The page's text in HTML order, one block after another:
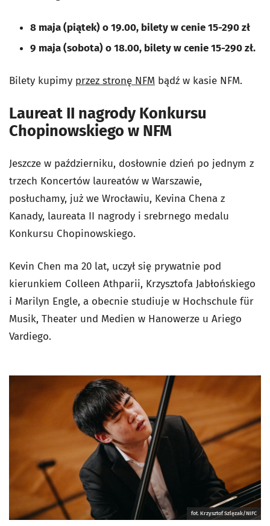
8 maja (piątek) o 19.00, bilety w cenie 15-290 zł
9 maja (sobota) o 18.00, bilety w cenie 15-290 zł.
Bilety kupimy przez stronę NFM bądź w kasie NFM.
Laureat II nagrody Konkursu
Chopinowskiego w NFM
Jeszcze w październiku, dosłownie dzień po jednym z
trzech Koncertów laureatów w Warszawie,
posłuchamy, już we Wrocławiu, Kevina Chena z
Kanady, laureata II nagrody i srebrnego medalu
Konkursu Chopinowskiego.
Kevin Chen ma 20 lat, uczył się prywatnie pod
kierunkiem Colleen Athparii, Krzysztofa Jabłońskiego
i Marilyn Engle, a obecnie studiuje w Hochschule für
Musik, Theater und Medien w Hanowerze u Ariego
Vardiego.
fot. Krzysztof Szlęzak/NIFC